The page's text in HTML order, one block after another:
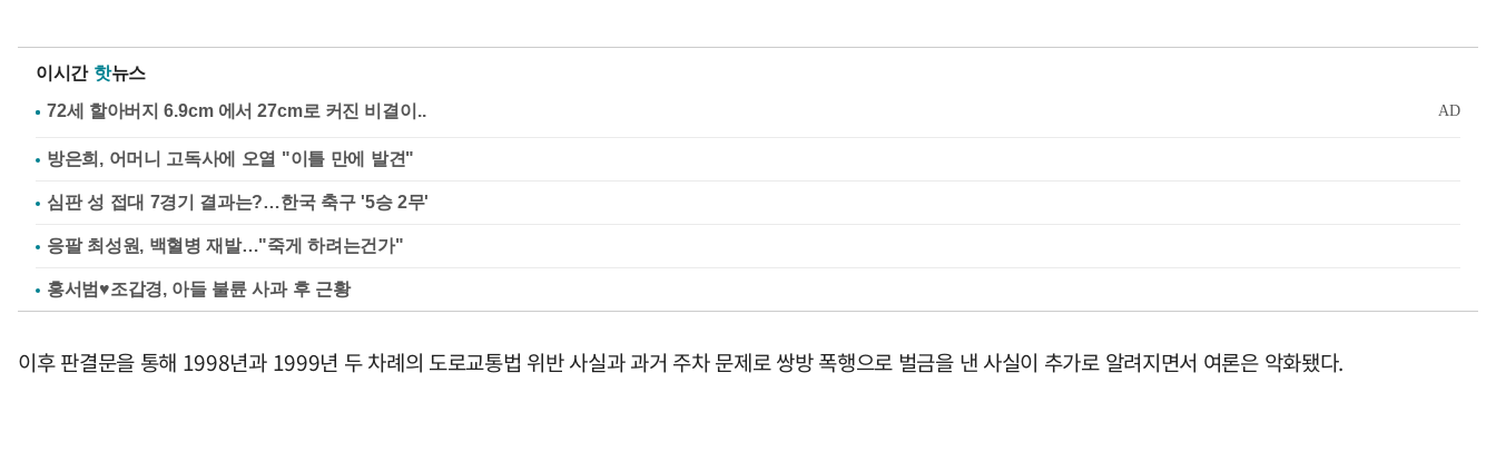
이시간 핫뉴스
방은희, 어머니 고독사에 오열 "이틀 만에 발견"
심판 성 접대 7경기 결과는?…한국 축구 '5승 2무'
응팔 최성원, 백혈병 재발…"죽게 하려는건가"
홍서범♥조갑경, 아들 불륜 사과 후 근황
이후 판결문을 통해 1998년과 1999년 두 차례의 도로교통법 위반 사실과 과거 주차 문제로 쌍방 폭행으로 벌금을 낸 사실이 추가로 알려지면서 여론은 악화됐다.